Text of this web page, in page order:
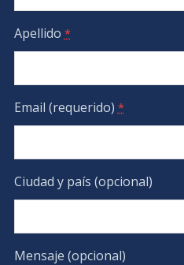
Apellido *
Email (requerido) *
Ciudad y país (opcional)
Mensaje (opcional)